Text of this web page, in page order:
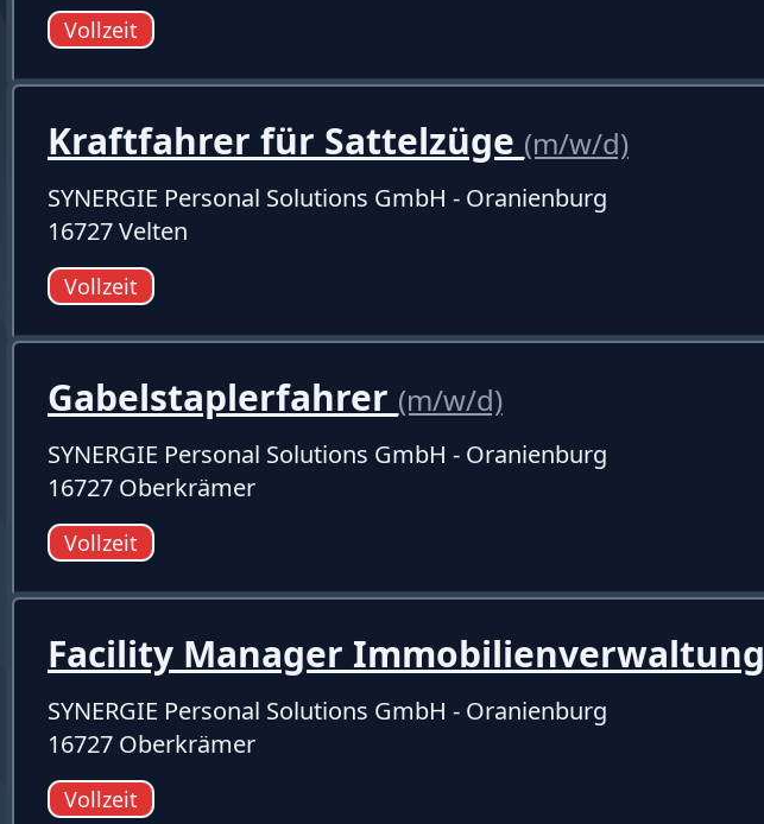
Vollzeit
Kraftfahrer für Sattelzüge (m/w/d)
SYNERGIE Personal Solutions GmbH - Oranienburg
16727 Velten
Vollzeit
Gabelstaplerfahrer (m/w/d)
SYNERGIE Personal Solutions GmbH - Oranienburg
16727 Oberkrämer
Vollzeit
Facility Manager Immobilienverwaltung
SYNERGIE Personal Solutions GmbH - Oranienburg
16727 Oberkrämer
Vollzeit